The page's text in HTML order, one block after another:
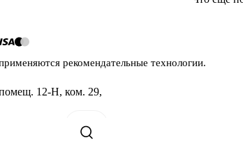
рекомендательные технологии.
12-Н, ком. 29,